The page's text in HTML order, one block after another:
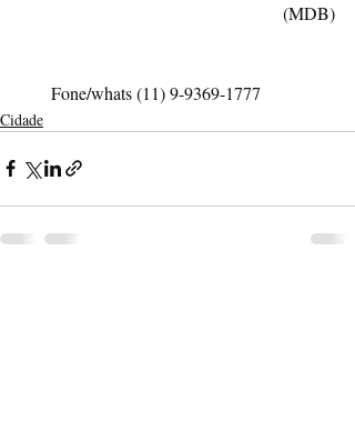
(MDB)
       Fone/whats (11) 9-9369-1777
Cidade